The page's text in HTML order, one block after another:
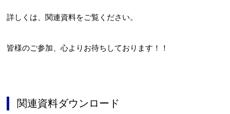
詳しくは、関連資料をご覧ください。
皆様のご参加、心よりお待ちしております！！
関連資料ダウンロード